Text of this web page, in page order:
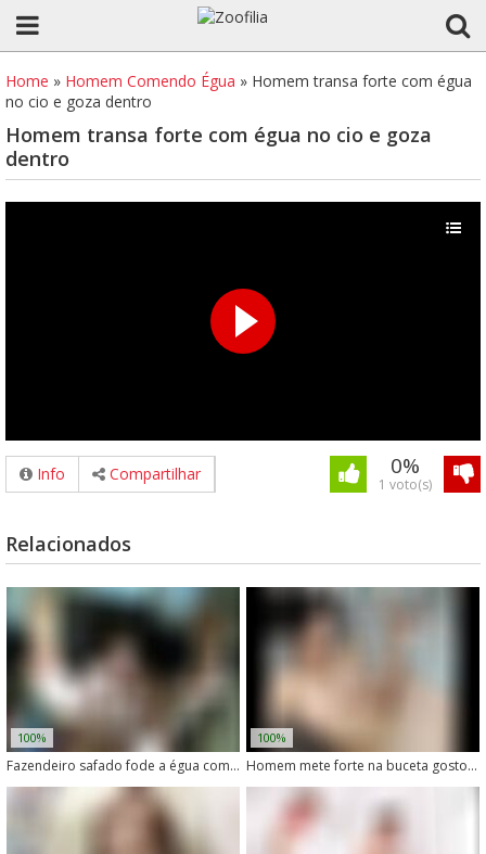
Home » Homem Comendo Égua » Homem transa forte com égua
no cio e goza dentro
Homem transa forte com égua no cio e goza
dentro
Info Compartilhar 0%
1 voto(s)
Relacionados
100%
Fazendeiro safado fode a égua com vontade
100%
Homem mete forte na buceta gostosa da égua safada